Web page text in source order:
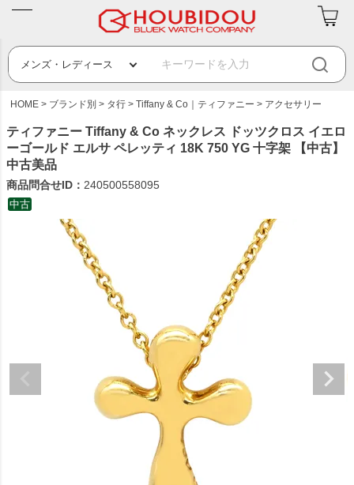
HOME ブランド別 タ行 Tiffany & Co｜ティファニー アクセサリー
ティファニー Tiffany & Co ネックレス ドッツクロス イエロ
ーゴールド エルサ ペレッティ 18K 750 YG 十字架 【中古】
中古美品
商品問合せID： 240500558095
中古